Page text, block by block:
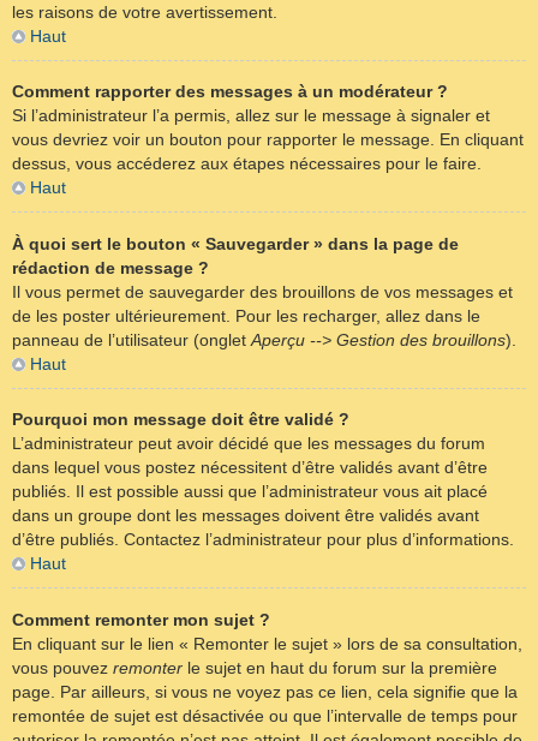
les raisons de votre avertissement.
Haut
Comment rapporter des messages à un modérateur ?
Si l’administrateur l’a permis, allez sur le message à signaler et
vous devriez voir un bouton pour rapporter le message. En cliquant
dessus, vous accéderez aux étapes nécessaires pour le faire.
Haut
À quoi sert le bouton « Sauvegarder » dans la page de
rédaction de message ?
Il vous permet de sauvegarder des brouillons de vos messages et
de les poster ultérieurement. Pour les recharger, allez dans le
panneau de l’utilisateur (onglet Aperçu --> Gestion des brouillons).
Haut
Pourquoi mon message doit être validé ?
L’administrateur peut avoir décidé que les messages du forum
dans lequel vous postez nécessitent d’être validés avant d’être
publiés. Il est possible aussi que l’administrateur vous ait placé
dans un groupe dont les messages doivent être validés avant
d’être publiés. Contactez l’administrateur pour plus d’informations.
Haut
Comment remonter mon sujet ?
En cliquant sur le lien « Remonter le sujet » lors de sa consultation,
vous pouvez remonter le sujet en haut du forum sur la première
page. Par ailleurs, si vous ne voyez pas ce lien, cela signifie que la
remontée de sujet est désactivée ou que l’intervalle de temps pour